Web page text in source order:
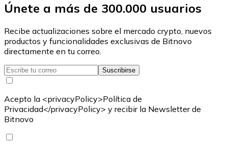
Únete a más de 300.000 usuarios
Recibe actualizaciones sobre el mercado crypto, nuevos
productos y funcionalidades exclusivas de Bitnovo
directamente en tu correo.
Suscribirse
Acepto la <privacyPolicy>Política de
Privacidad</privacyPolicy> y recibir la Newsletter de
Bitnovo